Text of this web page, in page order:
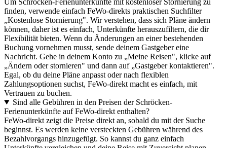
Um Schröcken-Ferienunterkünfte mit kostenloser Stornierung zu
finden, verwende einfach FeWo-direkts praktischen Suchfilter
„Kostenlose Stornierung". Wir verstehen, dass sich Pläne ändern
können, daher ist es einfach, Unterkünfte herauszufiltern, die dir
Flexibilität bieten. Wenn du Änderungen an einer bestehenden
Buchung vornehmen musst, sende deinem Gastgeber eine
Nachricht. Gehe in deinem Konto zu „Meine Reisen", klicke auf
„Ändern oder stornieren" und dann auf „Gastgeber kontaktieren".
Egal, ob du deine Pläne anpasst oder nach flexiblen
Zahlungsoptionen suchst, FeWo-direkt macht es einfach, mit
Vertrauen zu buchen.
Sind alle Gebühren in den Preisen der Schröcken-
Ferienunterkünfte auf FeWo-direkt enthalten?
FeWo-direkt zeigt die Preise direkt an, sobald du mit der Suche
beginnst. Es werden keine versteckten Gebühren während des
Bezahlvorgangs hinzugefügt. So kannst du ganz einfach